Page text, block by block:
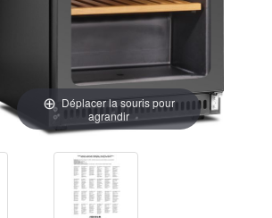
Déplacer la souris pour
agrandir